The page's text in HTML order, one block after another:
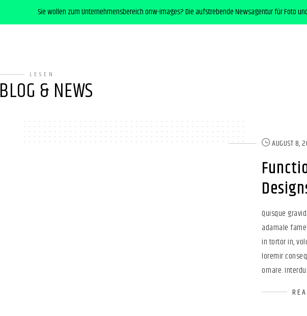
Sie wollen zum Unternehmensbereich onw-images? Die aufstrebende Newsagentur für Foto
LESEN
BLOG & NEWS
AUGUST 8,
Quisque
adamale
in tortor in,
loremir
ornare.